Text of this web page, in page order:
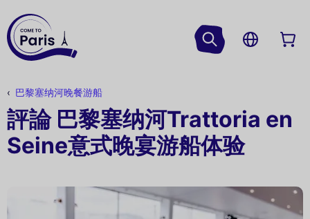
巴黎塞纳河晚餐游船
評論 巴黎塞纳河Trattoria en
Seine意式晚宴游船体验